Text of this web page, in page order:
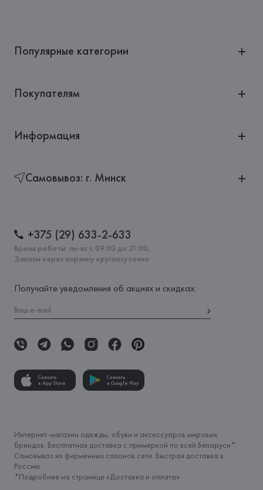
Популярные категории
Покупателям
Информация
Самовывоз: г. Минск
+375 (29) 633-2-633
Время работы: пн-вс с 09:00 до 21:00,
Заказы через корзину круглосуточно
Получайте уведомления об акциях и скидках:
Скачать
в App Store
Скачать
в Google Play
Интернет-магазин одежды, обуви и аксессуаров мировых
брендов. Бесплатная доставка с примеркой по всей Беларуси*.
Самовывоз из фирменных салонов сети. Быстрая доставка в
Россию.
*Подробнее на странице «Доставка и оплата»